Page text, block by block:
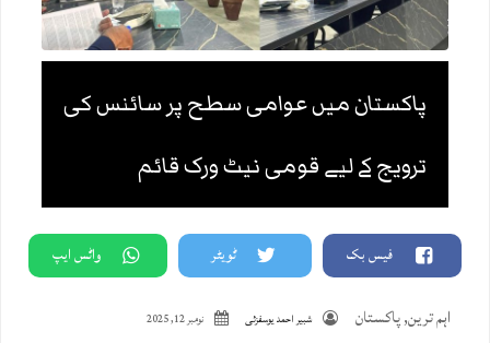
پاکستان میں عوامی سطح پر سائنس کی
ترویج کے لیے قومی نیٹ ورک قائم
فیس بک ٹویٹر واٹس ایپ
اہم ترین,پاکستان شبیر احمد یوسفزئی نومبر 12, 2025